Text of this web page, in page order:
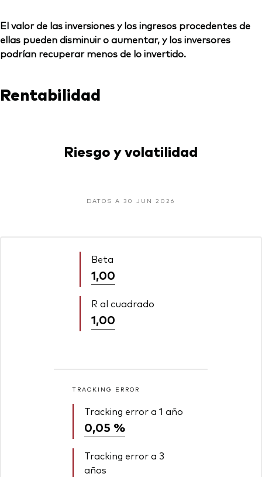
El valor de las inversiones y los ingresos procedentes de
ellas pueden disminuir o aumentar, y los inversores
podrían recuperar menos de lo invertido.
Rentabilidad
Riesgo y volatilidad
DATOS A 30 JUN 2026
Beta
1,00
R al cuadrado
1,00
TRACKING ERROR
Tracking error a 1 año
0,05 %
Tracking error a 3
años